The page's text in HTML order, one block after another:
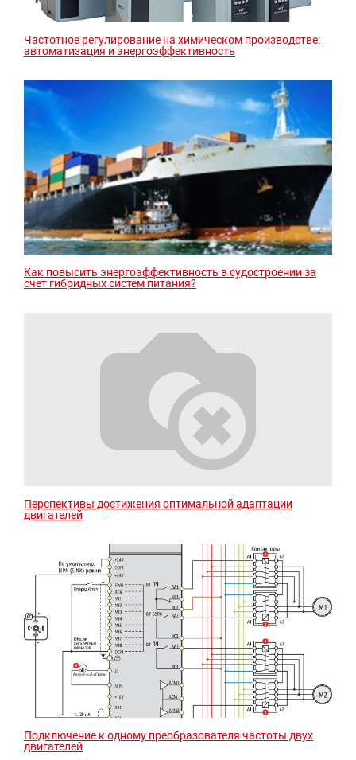
Частотное регулирование на химическом производстве:
автоматизация и энергоэффективность
Как повысить энергоэффективность в судостроении за
счет гибридных систем питания?
Перспективы достижения оптимальной адаптации
двигателей
Подключение к одному преобразователя частоты двух
двигателей